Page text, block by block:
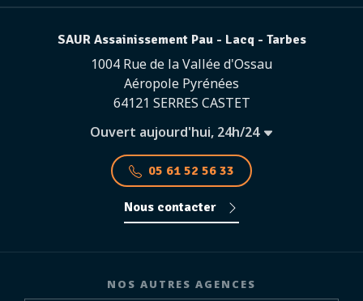
SAUR Assainissement Pau - Lacq - Tarbes
1004 Rue de la Vallée d'Ossau
Aéropole Pyrénées
64121 SERRES CASTET
Ouvert aujourd'hui, 24h/24
05 61 52 56 33
Nous contacter
NOS AUTRES AGENCES